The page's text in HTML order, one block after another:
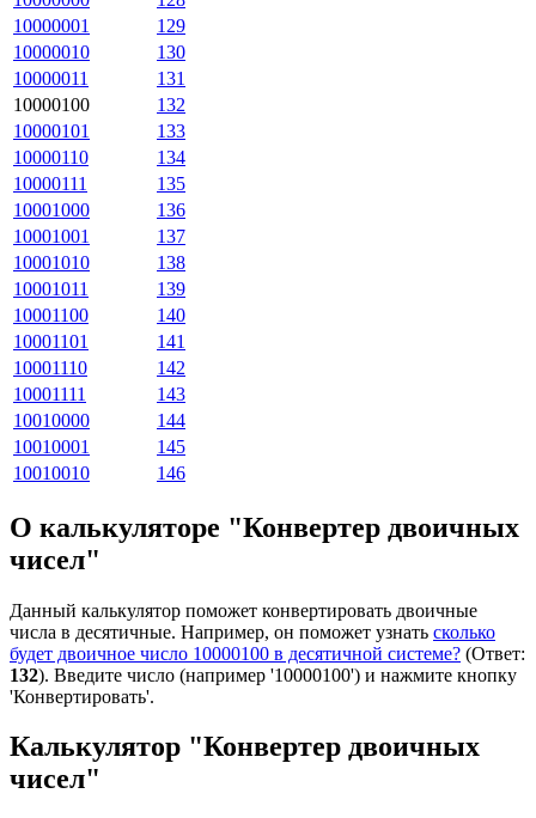
10000001
129
10000010
130
10000011
131
10000100
132
10000101
133
10000110
134
10000111
135
10001000
136
10001001
137
10001010
138
10001011
139
10001100
140
10001101
141
10001110
142
10001111
143
10010000
144
10010001
145
10010010
146
О калькуляторе "Конвертер двоичных
чисел"
Данный калькулятор поможет конвертировать двоичные
числа в десятичные. Например, он поможет узнать сколько
будет двоичное число 10000100 в десятичной системе? (Ответ:
132). Введите число (например '10000100') и нажмите кнопку
'Конвертировать'.
Калькулятор "Конвертер двоичных
чисел"